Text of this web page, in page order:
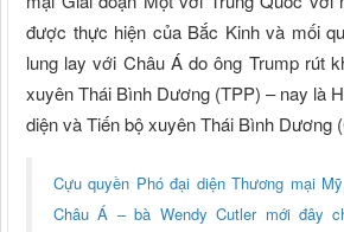
được thực hiện của Bắc Kinh và mối
lung lay với Châu Á do ông Trump rút
xuyên Thái Bình Dương (TPP) – nay là
diện và Tiến bộ xuyên Thái Bình Dương
Cựu quyền Phó đại diện Thương mại
Châu Á – bà Wendy Cutler mới đây